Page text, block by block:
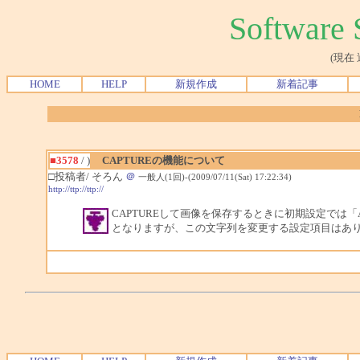
Software
(現在
HOME HELP 新規作成 新着記事
■3578 / )
CAPTUREの機能について
□投稿者/ そろん ＠ 一般人(1回)-(2009/07/11(Sat) 17:22:34)
http://ttp://ttp://
CAPTUREして画像を保存するときに初期設定では
となりますが、この文字列を変更する設定項目はあ